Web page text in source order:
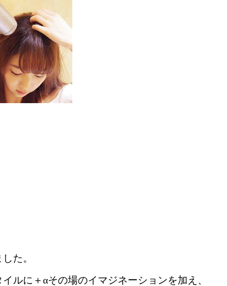
た。
ルに＋αその場のイマジネーションを加え、